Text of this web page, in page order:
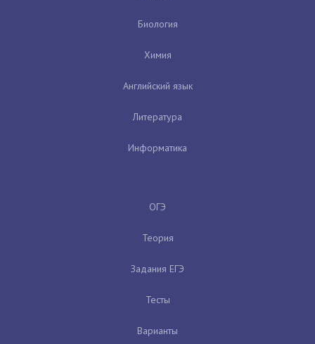
Биология
Химия
Английский язык
Литература
Информатика
ОГЭ
Теория
Задания ЕГЭ
Тесты
Варианты